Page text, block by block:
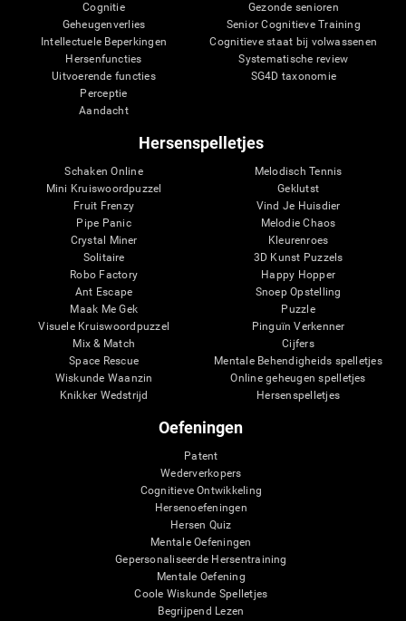
Cognitie
Geheugenverlies
Intellectuele Beperkingen
Hersenfuncties
Uitvoerende functies
Perceptie
Aandacht
Gezonde senioren
Senior Cognitieve Training
Cognitieve staat bij volwassenen
Systematische review
SG4D taxonomie
Hersenspelletjes
Schaken Online
Mini Kruiswoordpuzzel
Fruit Frenzy
Pipe Panic
Crystal Miner
Solitaire
Robo Factory
Ant Escape
Maak Me Gek
Visuele Kruiswoordpuzzel
Mix & Match
Space Rescue
Wiskunde Waanzin
Knikker Wedstrijd
Melodisch Tennis
Geklutst
Vind Je Huisdier
Melodie Chaos
Kleurenroes
3D Kunst Puzzels
Happy Hopper
Snoep Opstelling
Puzzle
Pinguïn Verkenner
Cijfers
Mentale Behendigheids spelletjes
Online geheugen spelletjes
Hersenspelletjes
Oefeningen
Patent
Wederverkopers
Cognitieve Ontwikkeling
Hersenoefeningen
Hersen Quiz
Mentale Oefeningen
Gepersonaliseerde Hersentraining
Mentale Oefening
Coole Wiskunde Spelletjes
Begrijpend Lezen